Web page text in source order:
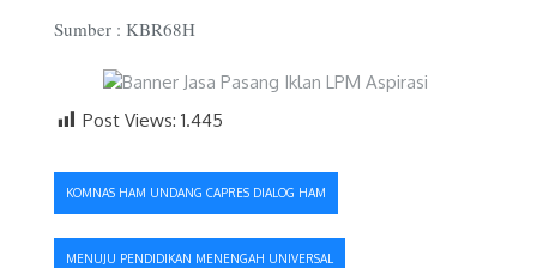
Sumber : KBR68H
Post Views: 1.445
Navigasi
pos
KOMNAS HAM UNDANG CAPRES DIALOG HAM
MENUJU PENDIDIKAN MENENGAH UNIVERSAL